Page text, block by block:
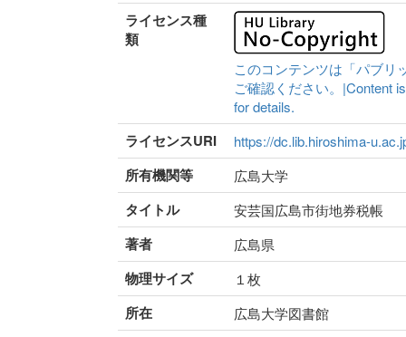
ライセンス種
類
このコンテンツは「パブリ
ご確認ください。|Content
for details.
ライセンスURI https://dc.lib.hiroshima-
所有機関等 広島大学
タイトル 安芸国広島市街地券税帳
著者 広島県
物理サイズ １枚
所在 広島大学図書館